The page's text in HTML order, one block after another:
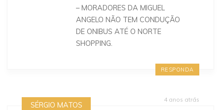
– MORADORES DA MIGUEL
ANGELO NÃO TEM CONDUÇÃO
DE ONIBUS ATÉ O NORTE
SHOPPING.
RESPONDA
4 anos atrás
SÉRGIO MATOS